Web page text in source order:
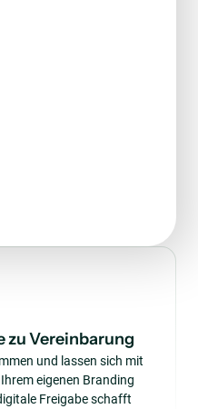
zu Vereinbarung
und lassen sich mit
eigenen Branding
Freigabe schafft